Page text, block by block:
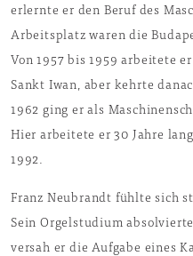
erlernte er den Beruf des
Arbeitsplatz waren die
Von 1957 bis 1959 arbeitete
Sankt Iwan, aber kehrte
1962 ging er als
Hier arbeitete er 30 Jahre
1992.
Franz Neubrandt fühlte sich
Sein Orgelstudium
versah er die Aufgabe eines